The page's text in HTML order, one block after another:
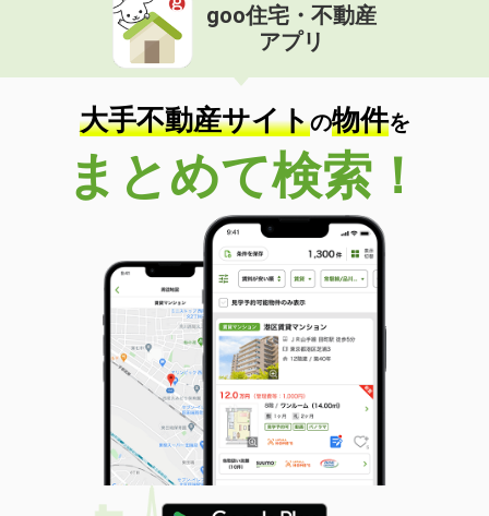
goo住宅・不動産
アプリ
大手不動産サイトの物件を
まとめて検索！